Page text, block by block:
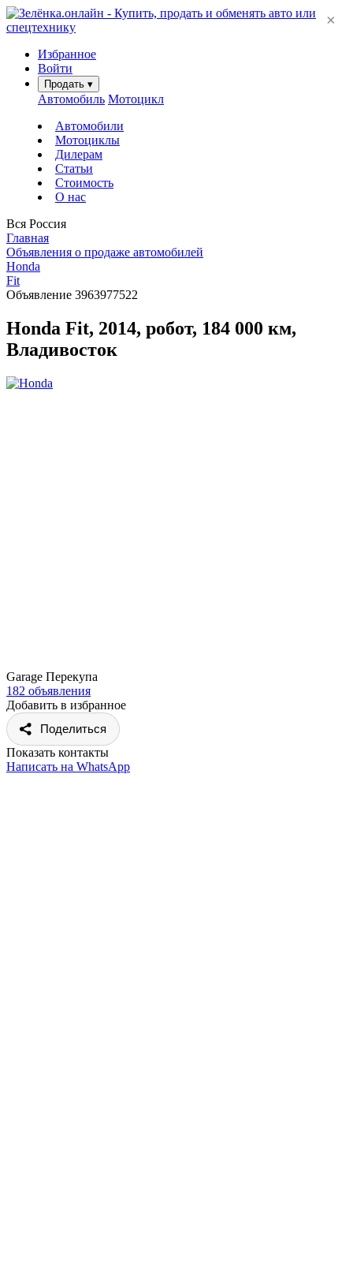
Избранное
Войти
Продать ▾
Автомобиль Мотоцикл
Автомобили
Мотоциклы
Дилерам
Статьи
Стоимость
О нас
Вся Россия
Главная
Объявления о продаже автомобилей
Honda
Fit
Объявление 3963977522
Honda Fit, 2014, робот, 184 000 км,
Владивосток
Garage Перекупа
182 объявления
Добавить в избранное
Поделиться
Показать контакты
Написать на WhatsApp
×